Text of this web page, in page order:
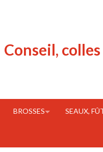
Conseil,
BROSSES SEAUX,